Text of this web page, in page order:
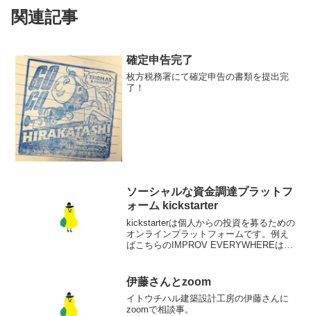
関連記事
確定申告完了
枚方税務署にて確定申告の書類を提出完
了！
ソーシャルな資金調達プラットフ
ォーム kickstarter
kickstarterは個人からの投資を募るための
オンラインプラットフォームです。例え
ばこちらのIMPROV EVERYWHEREはビ
件にしていて、25ドル出資すれば...
伊藤さんとzoom
イトウチハル建築設計工房の伊藤さんに
zoomで相談事。